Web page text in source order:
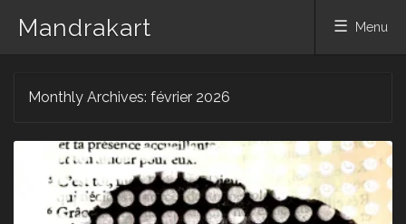
Mandrakart Menu
Monthly Archives: février 2026